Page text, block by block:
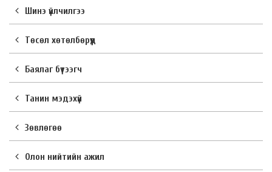
Шинэ үйлчилгээ
Төсөл хөтөлбөрүүд
Баялаг бүтээгч
Танин мэдэхүй
Зөвлөгөө
Олон нийтийн ажил